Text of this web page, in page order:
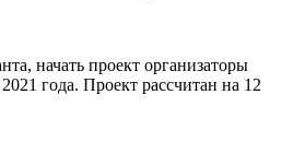
начать проект организаторы
года. Проект рассчитан на 12